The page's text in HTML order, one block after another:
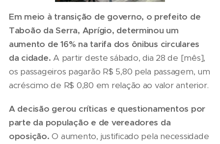
Em meio à transição de governo, o prefeito de
Taboão da Serra, Aprígio, determinou um
aumento de 16% na tarifa dos ônibus circulares
da cidade. A partir deste sábado, dia 28 de [mês],
os passageiros pagarão R$ 5,80 pela passagem, um
acréscimo de R$ 0,80 em relação ao valor anterior.
A decisão gerou críticas e questionamentos por
parte da população e de vereadores da
oposição. O aumento, justificado pela necessidade